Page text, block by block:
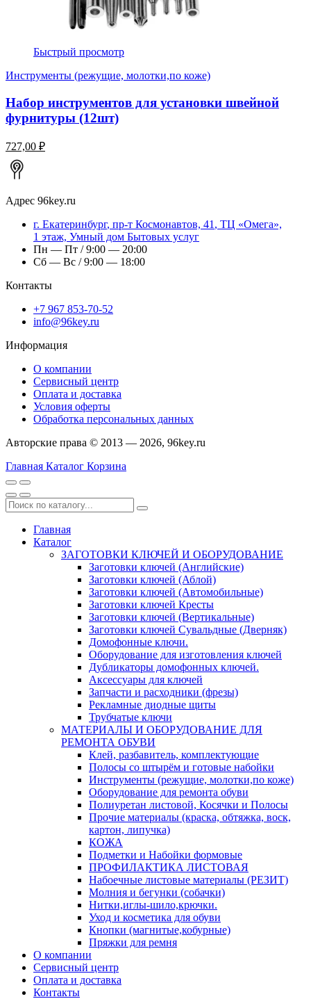
Быстрый просмотр
Инструменты (режущие, молотки,по коже)
Набор инструментов для установки швейной
фурнитуры (12шт)
727,00 ₽
Адрес 96key.ru
г. Екатеринбург, пр-т Космонавтов, 41, ТЦ «Омега»,
1 этаж, Умный дом Бытовых услуг
Пн — Пт / 9:00 — 20:00
Сб — Вс / 9:00 — 18:00
Контакты
+7 967 853-70-52
info@96key.ru
Информация
О компании
Сервисный центр
Оплата и доставка
Условия оферты
Обработка персональных данных
Авторские права © 2013 — 2026, 96key.ru
Главная Каталог Корзина
Главная
Каталог
ЗАГОТОВКИ КЛЮЧЕЙ И ОБОРУДОВАНИЕ
Заготовки ключей (Английские)
Заготовки ключей (Аблой)
Заготовки ключей (Автомобильные)
Заготовки ключей Кресты
Заготовки ключей (Вертикальные)
Заготовки ключей Сувальдные (Дверняк)
Домофонные ключи.
Оборудование для изготовления ключей
Дубликаторы домофонных ключей.
Аксессуары для ключей
Запчасти и расходники (фрезы)
Рекламные диодные щиты
Трубчатые ключи
МАТЕРИАЛЫ И ОБОРУДОВАНИЕ ДЛЯ
РЕМОНТА ОБУВИ
Клей, разбавитель, комплектующие
Полосы со штырём и готовые набойки
Инструменты (режущие, молотки,по коже)
Оборудование для ремонта обуви
Полиуретан листовой, Косячки и Полосы
Прочие материалы (краска, обтяжка, воск,
картон, липучка)
КОЖА
Подметки и Набойки формовые
ПРОФИЛАКТИКА ЛИСТОВАЯ
Набоечные листовые материалы (РЕЗИТ)
Молния и бегунки (собачки)
Нитки,иглы-шило,крючки.
Уход и косметика для обуви
Кнопки (магнитые,кобурные)
Пряжки для ремня
О компании
Сервисный центр
Оплата и доставка
Контакты